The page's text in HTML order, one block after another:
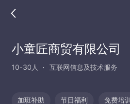
小童匠商贸有限公司
10-30人 互联网信息及技术服务
加班补助 节日福利 免费培训